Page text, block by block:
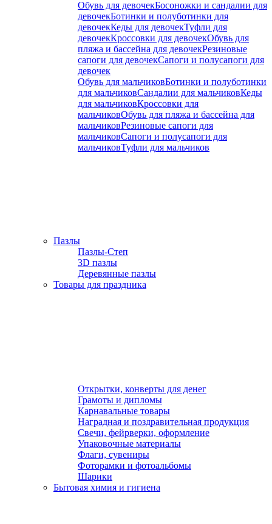
Обувь для девочекБосоножки и сандалии для
девочекБотинки и полуботинки для
девочекКеды для девочекТуфли для
девочекКроссовки для девочекОбувь для
пляжа и бассейна для девочекРезиновые
сапоги для девочекСапоги и полусапоги для
девочек
Обувь для мальчиковБотинки и полуботинки
для мальчиковСандалии для мальчиковКеды
для мальчиковКроссовки для
мальчиковОбувь для пляжа и бассейна для
мальчиковРезиновые сапоги для
мальчиковСапоги и полусапоги для
мальчиковТуфли для мальчиков
Пазлы
Пазлы-Степ
3D пазлы
Деревянные пазлы
Товары для праздника
Открытки, конверты для денег
Грамоты и дипломы
Карнавальные товары
Наградная и поздравительная продукция
Свечи, фейрверки, оформление
Упаковочные материалы
Флаги, сувениры
Фоторамки и фотоальбомы
Шарики
Бытовая химия и гигиена